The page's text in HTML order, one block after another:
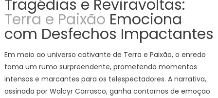
Tragédias e Reviravoltas:
Terra e Paixão Emociona
com Desfechos Impactantes
Em meio ao universo cativante de Terra e Paixão, o enredo
toma um rumo surpreendente, prometendo momentos
intensos e marcantes para os telespectadores. A narrativa,
assinada por Walcyr Carrasco, ganha contornos de emoção